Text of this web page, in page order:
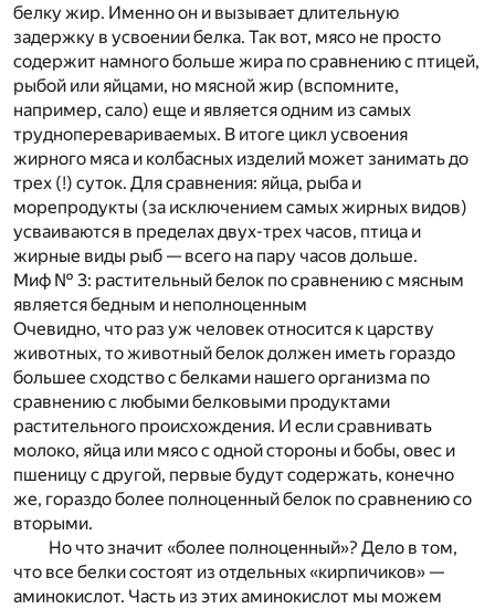
белку жир. Именно он и вызывает длительную
задержку в усвоении белка. Так вот, мясо не просто
содержит намного больше жира по сравнению с птицей,
рыбой или яйцами, но мясной жир (вспомните,
например, сало) еще и является одним из самых
трудноперевариваемых. В итоге цикл усвоения
жирного мяса и колбасных изделий может занимать до
трех (!) суток. Для сравнения: яйца, рыба и
морепродукты (за исключением самых жирных видов)
усваиваются в пределах двух-трех часов, птица и
жирные виды рыб — всего на пару часов дольше.
Миф № 3: растительный белок по сравнению с мясным
является бедным и неполноценным
Очевидно, что раз уж человек относится к царству
животных, то животный белок должен иметь гораздо
большее сходство с белками нашего организма по
сравнению с любыми белковыми продуктами
растительного происхождения. И если сравнивать
молоко, яйца или мясо с одной стороны и бобы, овес и
пшеницу с другой, первые будут содержать, конечно
же, гораздо более полноценный белок по сравнению со
вторыми.
Но что значит «более полноценный»? Дело в том,
что все белки состоят из отдельных «кирпичиков» —
аминокислот. Часть из этих аминокислот мы можем